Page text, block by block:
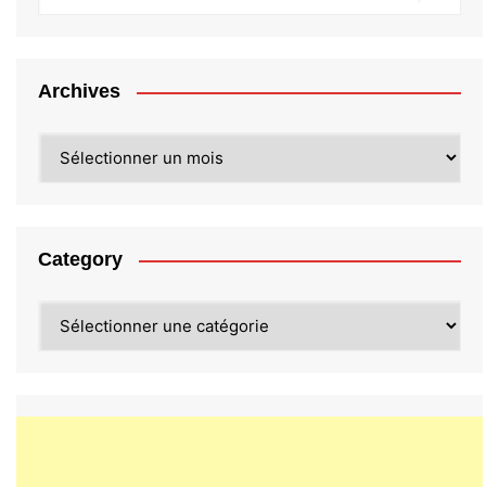
Archives
Category